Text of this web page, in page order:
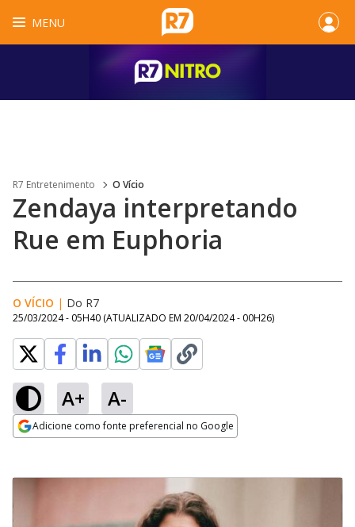
MENU
R7 Entretenimento O Vício
Zendaya interpretando
Rue em Euphoria
O VÍCIO | Do R7
25/03/2024 - 05H40 (ATUALIZADO EM 20/04/2024 - 00H26)
A+ A-
Adicione como fonte preferencial no Google